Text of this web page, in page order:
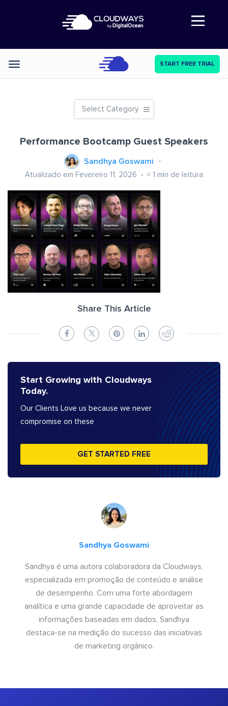
Abre a navegação
Categories START FREE TRIAL
Select Category
Performance Bootcamp Guest Speakers
Sandhya Goswami
Atualizado em Fevereiro 11, 2026 < 1 min de leitura
Share This Article
Start Growing with Cloudways
Today.
Our Clients Love us because we never
compromise on these
GET STARTED FREE
Sandhya Goswami
Sandhya é uma autora colaboradora da Cloudways,
especializada em promoção de conteúdo e análise
de desempenho. Com uma forte abordagem
analítica e uma grande capacidade de aproveitar as
informações baseadas em dados, Sandhya
destaca-se na medição do sucesso das iniciativas
de marketing orgânico.